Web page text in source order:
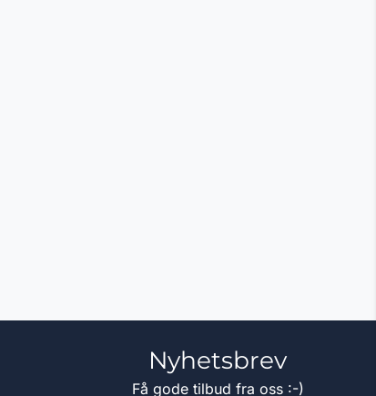
Nyhetsbrev
Få gode tilbud fra oss :-)